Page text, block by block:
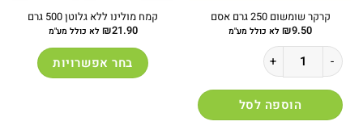
קרקר שומשום 250 גרם אסם
₪9.50 לא כולל מע"מ
כמות של קרקר שומשום 250 גרם אסם
הוספה לסל
קמח מולינו ללא גלוטן 500 גרם
₪21.90 לא כולל מע"מ
בחר אפשרויות